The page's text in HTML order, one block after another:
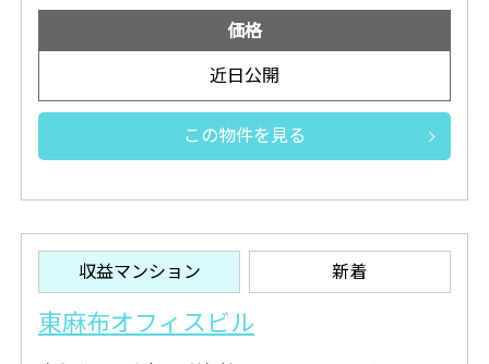
価格
近日公開
この物件を見る
収益マンション 新着
東麻布オフィスビル